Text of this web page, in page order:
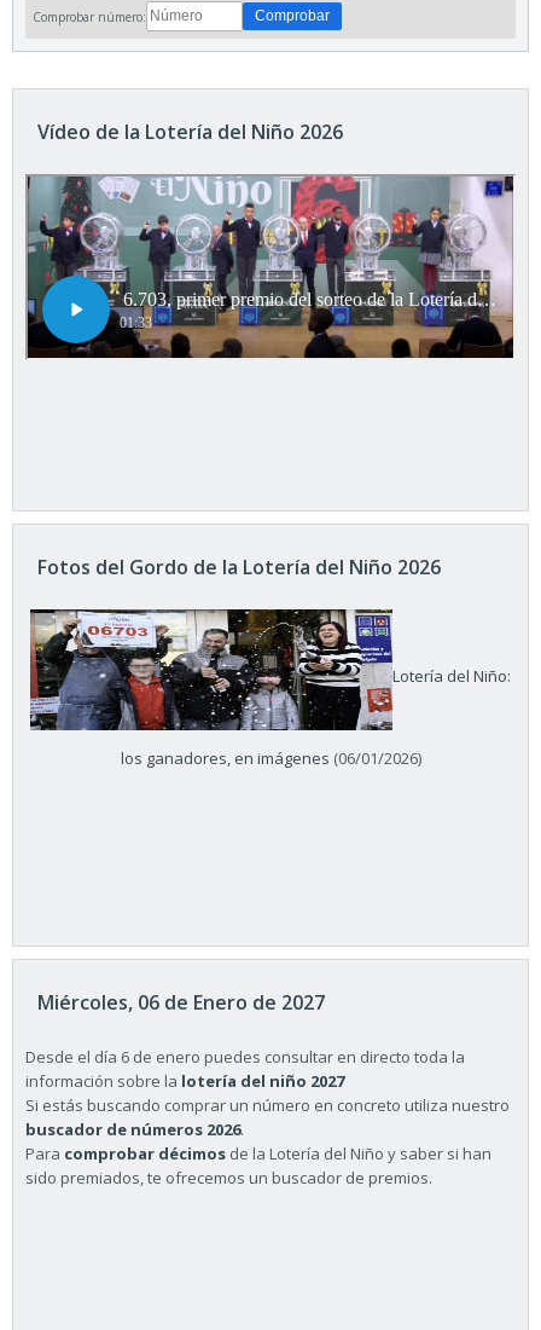
Comprobar número:
Vídeo de la Lotería del Niño 2026
Fotos del Gordo de la Lotería del Niño 2026
Lotería del Niño:
los ganadores, en imágenes (06/01/2026)
Miércoles, 06 de Enero de 2027
Desde el día 6 de enero puedes consultar en directo toda la
información sobre la lotería del niño 2027
Si estás buscando comprar un número en concreto utiliza nuestro
buscador de números 2026.
Para comprobar décimos de la Lotería del Niño y saber si han
sido premiados, te ofrecemos un buscador de premios.